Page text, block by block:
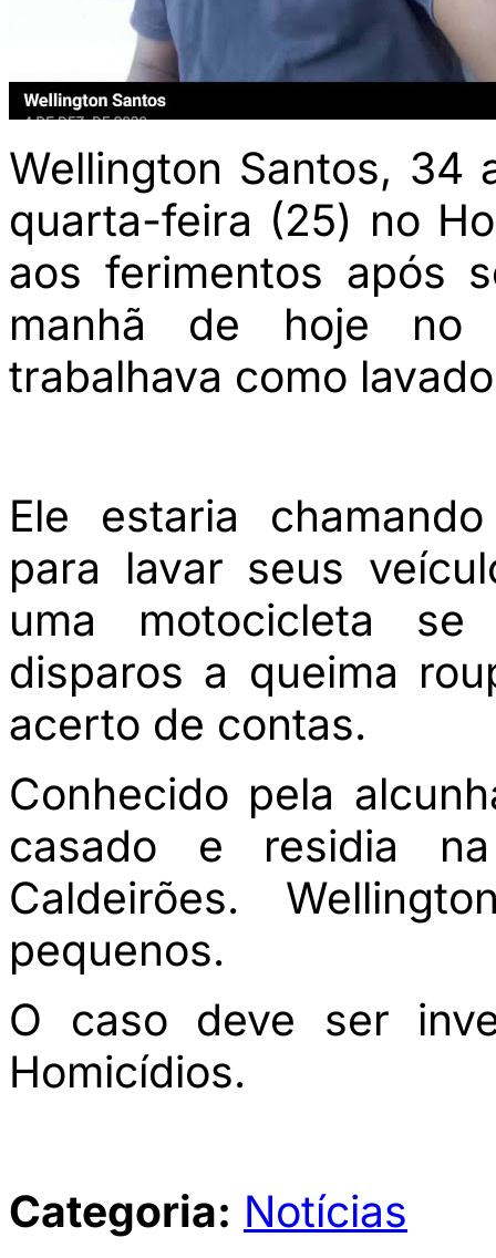
Wellington Santos, 34
quarta-feira (25) no
aos ferimentos após
manhã de hoje no
trabalhava como
Ele estaria
para lavar seus
uma motocicleta
disparos a queima
acerto de contas.
Conhecido pela
casado e residia
Caldeirões.
pequenos.
O caso deve ser
Homicídios.
Categoria: Notícias